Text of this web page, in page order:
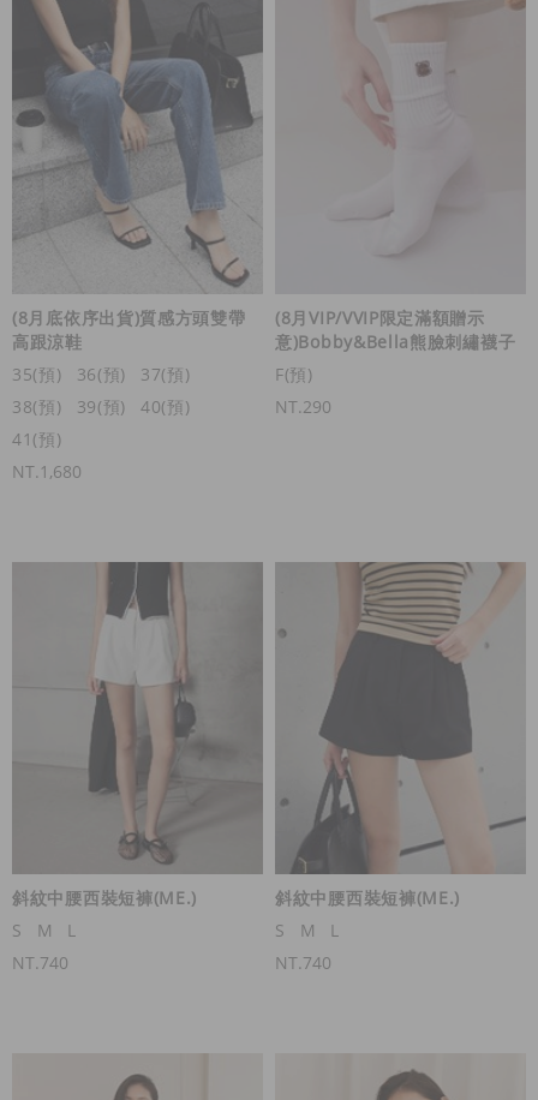
(8月底依序出貨)質感方頭雙帶
高跟涼鞋
35(預)
36(預)
37(預)
38(預)
39(預)
40(預)
41(預)
NT.1,680
(8月VIP/VVIP限定滿額贈示
意)Bobby&Bella熊臉刺繡襪子
F(預)
NT.290
斜紋中腰西裝短褲(ME.)
S
M
L
NT.740
斜紋中腰西裝短褲(ME.)
S
M
L
NT.740